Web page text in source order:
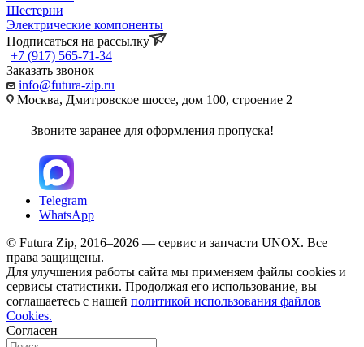
Шестерни
Электрические компоненты
Подписаться на рассылку
+7 (917) 565-71-34
Заказать звонок
info@futura-zip.ru
Москва, Дмитровское шоссе, дом 100, строение 2
Звоните заранее для оформления пропуска!
Telegram
WhatsApp
© Futura Zip, 2016–2026 — сервис и запчасти UNOX. Все
права защищены.
Для улучшения работы сайта мы применяем файлы cookies и
сервисы статистики. Продолжая его использование, вы
соглашаетесь с нашей политикой использования файлов
Cookies.
Согласен